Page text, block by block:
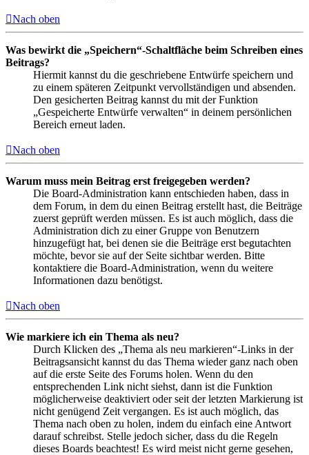
Nach oben
Was bewirkt die „Speichern“-Schaltfläche beim Schreiben eines
Beitrags?
Hiermit kannst du die geschriebene Entwürfe speichern und
zu einem späteren Zeitpunkt vervollständigen und absenden.
Den gesicherten Beitrag kannst du mit der Funktion
„Gespeicherte Entwürfe verwalten“ in deinem persönlichen
Bereich erneut laden.
Nach oben
Warum muss mein Beitrag erst freigegeben werden?
Die Board-Administration kann entschieden haben, dass in
dem Forum, in dem du einen Beitrag erstellt hast, die Beiträge
zuerst geprüft werden müssen. Es ist auch möglich, dass die
Administration dich zu einer Gruppe von Benutzern
hinzugefügt hat, bei denen sie die Beiträge erst begutachten
möchte, bevor sie auf der Seite sichtbar werden. Bitte
kontaktiere die Board-Administration, wenn du weitere
Informationen dazu benötigst.
Nach oben
Wie markiere ich ein Thema als neu?
Durch Klicken des „Thema als neu markieren“-Links in der
Beitragsansicht kannst du das Thema wieder ganz nach oben
auf die erste Seite des Forums holen. Wenn du den
entsprechenden Link nicht siehst, dann ist die Funktion
möglicherweise deaktiviert oder seit der letzten Markierung ist
nicht genügend Zeit vergangen. Es ist auch möglich, das
Thema nach oben zu holen, indem du einfach eine Antwort
darauf schreibst. Stelle jedoch sicher, dass du die Regeln
dieses Boards beachtest! Es wird meist nicht gerne gesehen,